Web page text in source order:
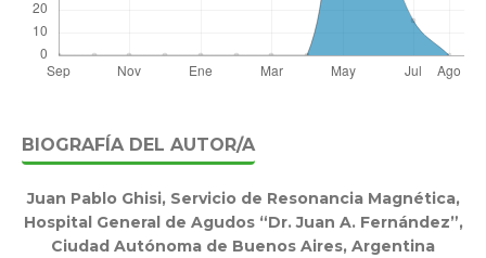
BIOGRAFÍA DEL AUTOR/A
Juan Pablo Ghisi, Servicio de Resonancia Magnética,
Hospital General de Agudos “Dr. Juan A. Fernández”,
Ciudad Autónoma de Buenos Aires, Argentina